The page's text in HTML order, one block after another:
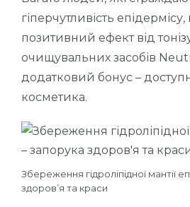
гіперчутливість
позитивний ефект від
очищувальних засобів
додатковий бонус –
косметика.
Збереження гідроліпідної мантії
здоров’я та краси